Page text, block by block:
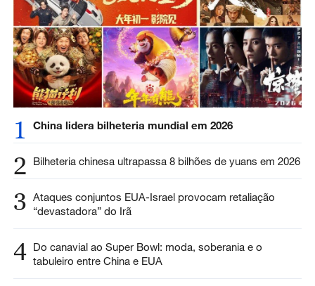
1 China lidera bilheteria mundial em 2026
2 Bilheteria chinesa ultrapassa 8 bilhões de yuans em 2026
3 Ataques conjuntos EUA-Israel provocam retaliação
“devastadora” do Irã
4 Do canavial ao Super Bowl: moda, soberania e o
tabuleiro entre China e EUA